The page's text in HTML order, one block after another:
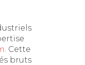
. Cette
bruts